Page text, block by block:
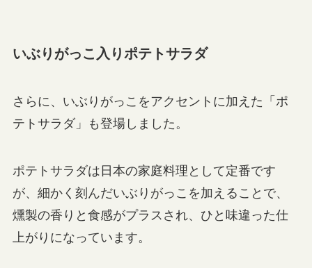
いぶりがっこ入りポテトサラダ
さらに、いぶりがっこをアクセントに加えた「ポ
テトサラダ」も登場しました。
ポテトサラダは日本の家庭料理として定番です
が、細かく刻んだいぶりがっこを加えることで、
燻製の香りと食感がプラスされ、ひと味違った仕
上がりになっています。